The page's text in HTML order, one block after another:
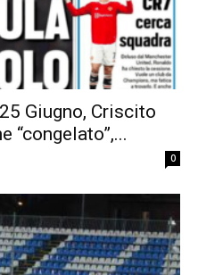
Giugno, Criscito
“congelato”,...
0